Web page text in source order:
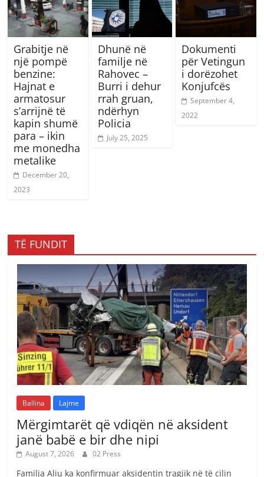
Grabitje në
një pompë
benzine:
Hajnat e
armatosur
s’arrijnë të
kapin shumë
para – ikin
me monedha
metalike
December 20,
2023
Dhunë në
familje në
Rahovec –
Burri i dehur
rrah gruan,
ndërhyn
Policia
July 25, 2025
Dokumenti
për Vetingun
i dorëzohet
Konjufcës
September 4,
2022
TË FUNDIT
Ballina Lajme
Mërgimtarët që vdiqën në aksident
janë babë e bir dhe nipi
August 7, 2026 02 Press
Familja Aliu ka konfirmuar aksidentin tragjik në të cilin